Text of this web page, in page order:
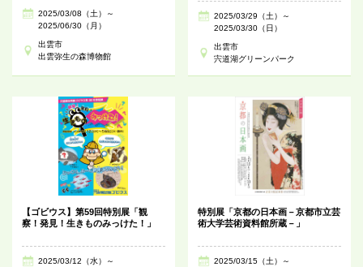
2025/03/08（土）～
2025/06/30（月）
出雲市
出雲弥生の森博物館
2025/03/29（土）～
2025/03/30（日）
出雲市
宍道湖グリーンパーク
【ゴビウス】第59回特別展「観
察！発見！生きものみっけた！」
2025/03/12（水）～
特別展「京都の日本画－京都市立芸
術大学芸術資料館所蔵－」
2025/03/15（土）～